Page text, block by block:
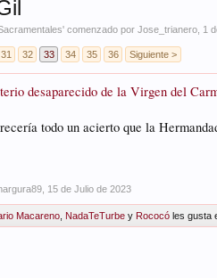
' comenzado porJose_trianero 1
31 32 33 34 35 36 Siguiente >
desaparecido de la Virgen del
todo un acierto que la
15 de Julio de 2023
Macareno ,NadaTeTurbe yRococó les gusta